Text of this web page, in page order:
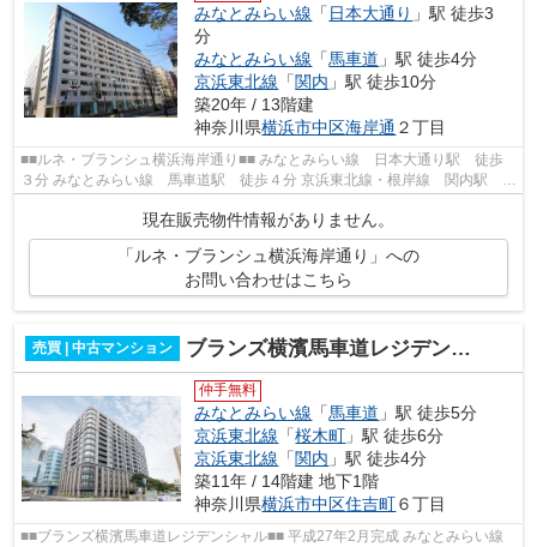
みなとみらい線 「 日本大通り 」駅 徒歩3
分
みなとみらい線 「馬車道 」駅 徒歩4分
京浜東北線 「関内 」駅 徒歩10分
築20年 / 13階建
神奈川県横浜市中区海岸通 ２丁目
■■ルネ・ブランシュ横浜海岸通り■■ みなとみらい線 日本大通り駅 徒歩
３分 みなとみらい線 馬車道駅 徒歩４分 京浜東北線・根岸線 関内駅 徒
歩１０分 ブルーライン線 関内駅 ...
現在販売物件情報がありません。
「ルネ・ブランシュ横浜海岸通り」への
お問い合わせはこちら
売買 | 中古マンション ブランズ横濱馬車道レジデンシャル
仲手無料
みなとみらい線 「馬車道 」駅 徒歩5分
京浜東北線 「桜木町 」駅 徒歩6分
京浜東北線 「関内 」駅 徒歩4分
築11年 / 14階建 地下1階
神奈川県横浜市中区住吉町６丁目
■■ブランズ横濱馬車道レジデンシャル■■ 平成27年2月完成 みなとみらい線